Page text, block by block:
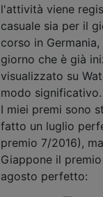
l'attività viene
casuale sia per il
corso in
giorno che è già
visualizzato su
modo significativo.
I miei premi sono
fatto un luglio
premio 7/2016),
Giappone il
agosto perfetto: